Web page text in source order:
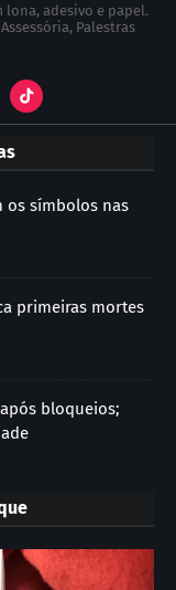
adesivo e papel.
Palestras
os símbolos nas
primeiras mortes
bloqueios;